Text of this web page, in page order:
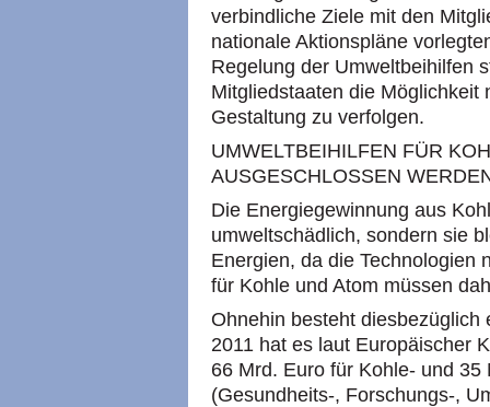
verbindliche Ziele mit den
nationale Aktionspläne
Regelung der Umweltbeihilfen
Mitgliedstaaten die Möglichkeit
Gestaltung zu verfolgen.
UMWELTBEIHILFEN FÜR
AUSGESCHLOSSEN
Die Energiegewinnung aus
umweltschädlich, sondern sie
Energien, da die Technologien
für Kohle und Atom müssen
Ohnehin besteht
2011 hat es laut Europäischer
66 Mrd. Euro für Kohle- und
(Gesundheits-, Forschungs-,